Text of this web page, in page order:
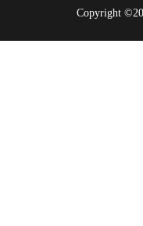
Copyright